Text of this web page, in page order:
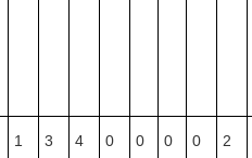
1 3 4 0 0 0 0 2